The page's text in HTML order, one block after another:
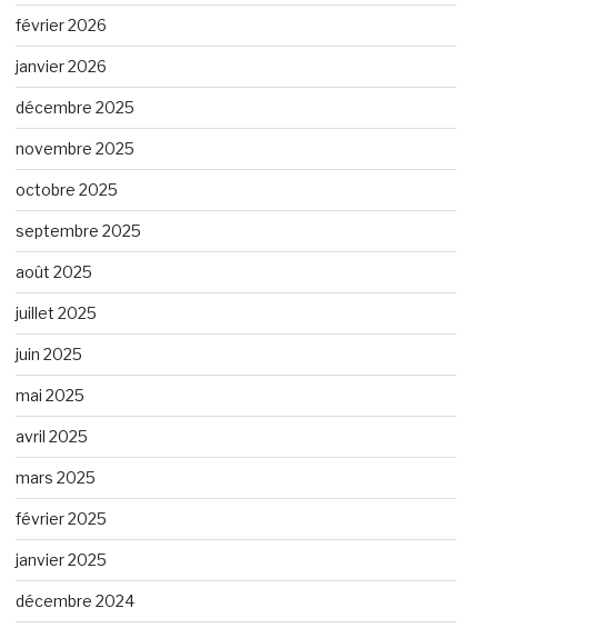
février 2026
janvier 2026
décembre 2025
novembre 2025
octobre 2025
septembre 2025
août 2025
juillet 2025
juin 2025
mai 2025
avril 2025
mars 2025
février 2025
janvier 2025
décembre 2024